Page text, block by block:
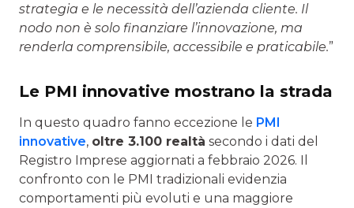
strategia e le necessità dell’azienda cliente. Il
nodo non è solo finanziare l’innovazione, ma
renderla comprensibile, accessibile e praticabile.”
Le PMI innovative mostrano la strada
In questo quadro fanno eccezione le PMI
innovative, oltre 3.100 realtà secondo i dati del
Registro Imprese aggiornati a febbraio 2026. Il
confronto con le PMI tradizionali evidenzia
comportamenti più evoluti e una maggiore